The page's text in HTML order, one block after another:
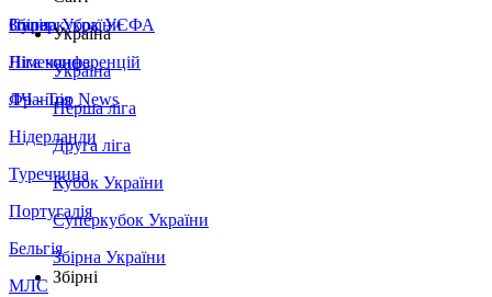
Збірна України
Італія
Німеччина
Франція
Нідерланди
Туреччина
Португалія
Бельгія
МЛС
Суперкубок УЄФА
Ліга конференцій
ЛЧ - Top News
Україна
Україна
Перша ліга
Друга ліга
Кубок України
Суперкубок України
Збірна України
Збірні